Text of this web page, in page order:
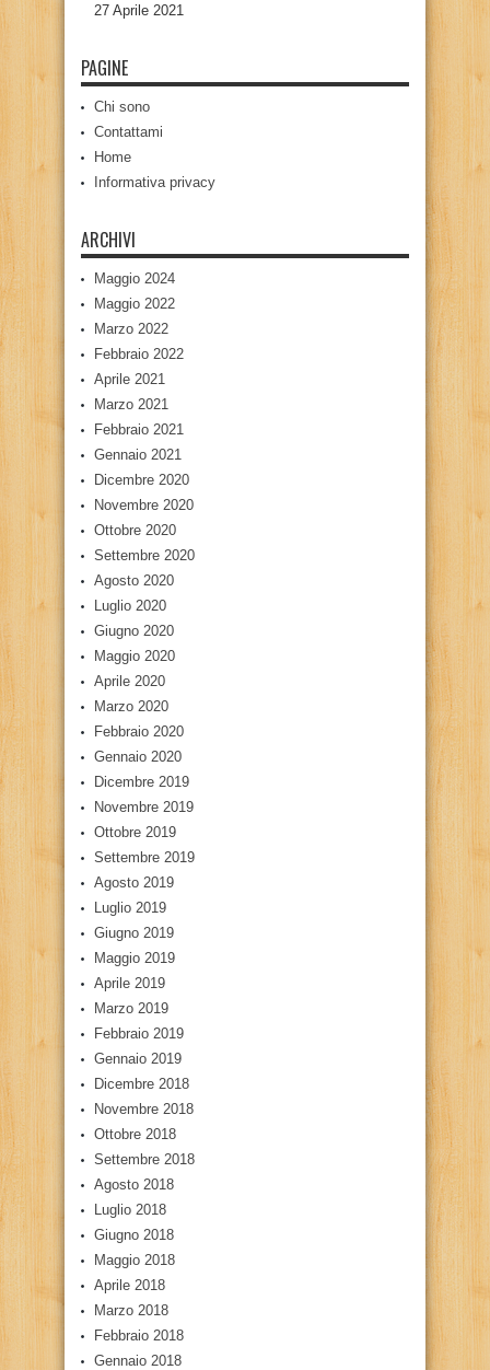
27 Aprile 2021
PAGINE
Chi sono
Contattami
Home
Informativa privacy
ARCHIVI
Maggio 2024
Maggio 2022
Marzo 2022
Febbraio 2022
Aprile 2021
Marzo 2021
Febbraio 2021
Gennaio 2021
Dicembre 2020
Novembre 2020
Ottobre 2020
Settembre 2020
Agosto 2020
Luglio 2020
Giugno 2020
Maggio 2020
Aprile 2020
Marzo 2020
Febbraio 2020
Gennaio 2020
Dicembre 2019
Novembre 2019
Ottobre 2019
Settembre 2019
Agosto 2019
Luglio 2019
Giugno 2019
Maggio 2019
Aprile 2019
Marzo 2019
Febbraio 2019
Gennaio 2019
Dicembre 2018
Novembre 2018
Ottobre 2018
Settembre 2018
Agosto 2018
Luglio 2018
Giugno 2018
Maggio 2018
Aprile 2018
Marzo 2018
Febbraio 2018
Gennaio 2018